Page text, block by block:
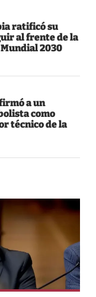
ratificó su
al frente de la
2030
a un
como
técnico de la